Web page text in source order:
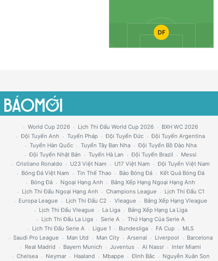
DF
World Cup 2026 Lịch Thi Đấu World Cup 2026
BXH WC 2026
Đội Tuyển Anh
Tuyển Pháp Đội Tuyển Đức
Đội Tuyển Argentina
Tuyển Hàn Quốc
Tuyển Tây Ban Nha
Đội Tuyển Bồ Đào Nha
Đội Tuyển Nhật Bản
Tuyển Hà Lan Đội Tuyển Brazil
Messi
Cristiano Ronaldo
U23 Việt Nam U17 Việt Nam
Đội Tuyển Việt Nam
Bóng Đá Việt Nam
Tin Thể Thao Báo Bóng Đá
Kết Quả Bóng Đá
Bóng Đá
Ngoại Hạng Anh
Bảng Xếp Hạng Ngoại Hạng Anh
Lịch Thi Đấu Ngoại Hạng Anh
Champions League
Lịch Thi Đấu C1
Europa League
Lịch Thi Đấu C2 Vleague
Bảng Xếp Hạng Vleague
Lịch Thi Đấu Vleague
La Liga
Bảng Xếp Hạng La Liga
Lịch Thi Đấu La Liga
Serie A
Thứ Hạng Của Serie A
Lịch Thi Đấu Serie A
Ligue 1 Bundesliga FA Cup
MLS
Saudi Pro League
Man Utd Man City Arsenal Liverpool
Barcelona
Real Madrid
Bayern Munich Juventus Al Nassr
Inter Miami
Chelsea
Neymar Haaland Mbappe Đình Bắc Nguyễn Xuân Son